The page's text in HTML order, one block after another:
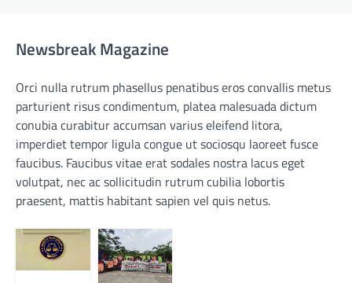
Newsbreak Magazine
Orci nulla rutrum phasellus penatibus eros convallis metus
parturient risus condimentum, platea malesuada dictum
conubia curabitur accumsan varius eleifend litora,
imperdiet tempor ligula congue ut sociosqu laoreet fusce
faucibus. Faucibus vitae erat sodales nostra lacus eget
volutpat, nec ac sollicitudin rutrum cubilia lobortis
praesent, mattis habitant sapien vel quis netus.